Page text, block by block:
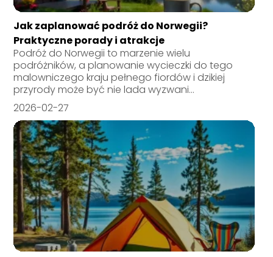
Jak zaplanować podróż do Norwegii?
Praktyczne porady i atrakcje
Podróż do Norwegii to marzenie wielu
podróżników, a planowanie wycieczki do tego
malowniczego kraju pełnego fiordów i dzikiej
przyrody może być nie lada wyzwani...
2026-02-27